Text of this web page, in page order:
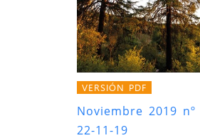
VERSIÓN PDF
Noviembre 2019 nº
22-11-19